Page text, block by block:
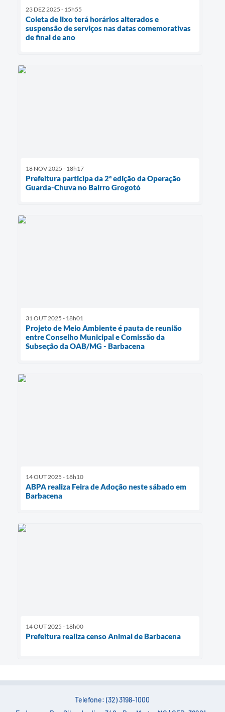
23 DEZ 2025 - 15h55
Coleta de lixo terá horários alterados e
suspensão de serviços nas datas comemorativas
de final de ano
18 NOV 2025 - 18h17
Prefeitura participa da 2ª edição da Operação
Guarda-Chuva no Bairro Grogotó
31 OUT 2025 - 18h01
Projeto de Meio Ambiente é pauta de reunião
entre Conselho Municipal e Comissão da
Subseção da OAB/MG - Barbacena
14 OUT 2025 - 18h10
ABPA realiza Feira de Adoção neste sábado em
Barbacena
14 OUT 2025 - 18h00
Prefeitura realiza censo Animal de Barbacena
Telefone: (32) 3198-1000